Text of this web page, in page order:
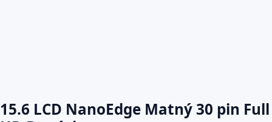
15.6 LCD NanoEdge Matný 30 pin Full